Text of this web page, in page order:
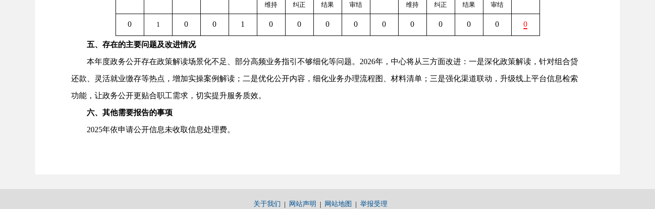
维持 纠正 结果 审结 维持 纠正 结果 审结
0 1 0 0 1 0 0 0 0 0 0 0 0 0 0
五、存在的主要问题及改进情况
本年度政务公开存在政策解读场景化不足、部分高频业务指引不够细化等问题。2026年，中心将从三方面改进：一是深化政策解读，针对组合贷
还款、灵活就业缴存等热点，增加实操案例解读；二是优化公开内容，细化业务办理流程图、材料清单；三是强化渠道联动，升级线上平台信息检索
功能，让政务公开更贴合职工需求，切实提升服务质效。
六、其他需要报告的事项
2025年依申请公开信息未收取信息处理费。
关于我们 网站声明 网站地图 举报受理